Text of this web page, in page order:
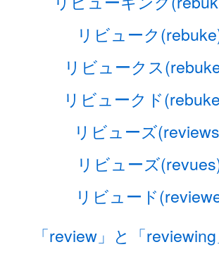
リビューク
リビュークス
リビュークド
リビューズ
リビューズ
リビュード
「review」と「